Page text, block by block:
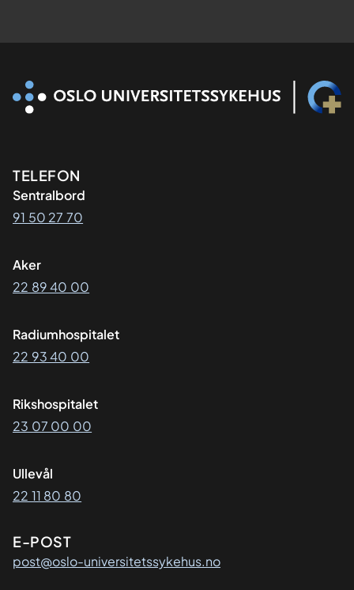
Kontaktinformasjon
TELEFON
Sentralbord
91 50 27 70
Aker
22 89 40 00
Radiumhospitalet
22 93 40 00
Rikshospitalet
23 07 00 00
Ullevål
22 11 80 80
E-POST
post@oslo-universitetssykehus.no